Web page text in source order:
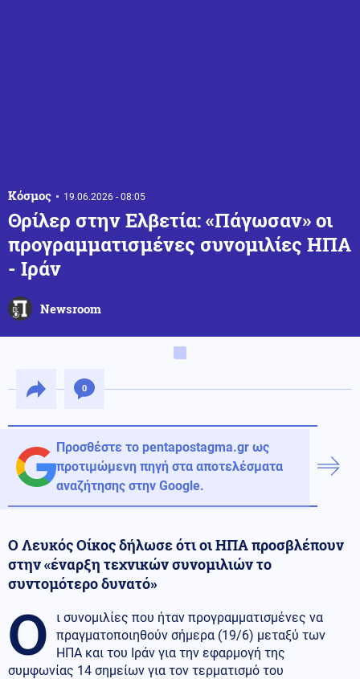
Κόσμος 19.06.2026 - 08:05
Θρίλερ στην Ελβετία: «Πάγωσαν» οι
προγραμματισμένες συνομιλίες ΗΠΑ
- Ιράν
Newsroom
0
Προσθέστε το pentapostagma.gr ως
προτιμώμενη πηγή στα αποτελέσματα
αναζήτησης στην Google.
Ο Λευκός Οίκος δήλωσε ότι οι ΗΠΑ προσβλέπουν
στην «έναρξη τεχνικών συνομιλιών το
συντομότερο δυνατό»
Ο
ι συνομιλίες που ήταν προγραμματισμένες να
πραγματοποιηθούν σήμερα (19/6) μεταξύ των
ΗΠΑ και του Ιράν για την εφαρμογή της
συμφωνίας 14 σημείων για τον τερματισμό του